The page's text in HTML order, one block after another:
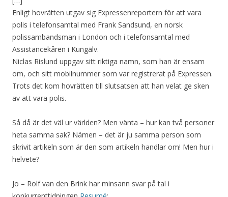
Enligt hovrätten utgav sig Expressenreportern för att vara
polis i telefonsamtal med Frank Sandsund, en norsk
polissambandsman i London och i telefonsamtal med
Assistancekåren i Kungälv.
Niclas Rislund uppgav sitt riktiga namn, som han är ensam
om, och sitt mobilnummer som var registrerat på Expressen.
Trots det kom hovrätten till slutsatsen att han velat ge sken
av att vara polis.
Så då är det väl ur världen? Men vänta – hur kan två personer
heta samma sak? Nämen – det är ju samma person som
skrivit artikeln som är den som artikeln handlar om! Men hur i
helvete?
Jo – Rolf van den Brink har minsann svar på tal i